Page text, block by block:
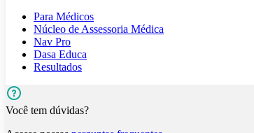
Para Médicos
Núcleo de Assessoria Médica
Nav Pro
Dasa Educa
Resultados
Você tem dúvidas?